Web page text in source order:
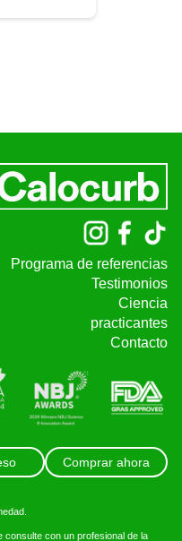
Programa de referencias
Testimonios
Ciencia
practicantes
Contacto
Comprar ahora
con un profesional de la